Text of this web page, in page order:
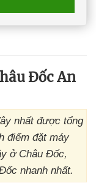
Đốc An
nhất được tổng
điểm đặt máy
ở Châu Đốc,
nhanh nhất.